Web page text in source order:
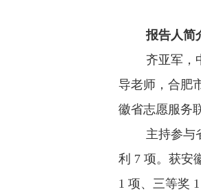
报告人简
齐亚军，中
导老师，合肥
徽省志愿服务
主持参与省
利 7 项。获安
1 项、三等奖 1